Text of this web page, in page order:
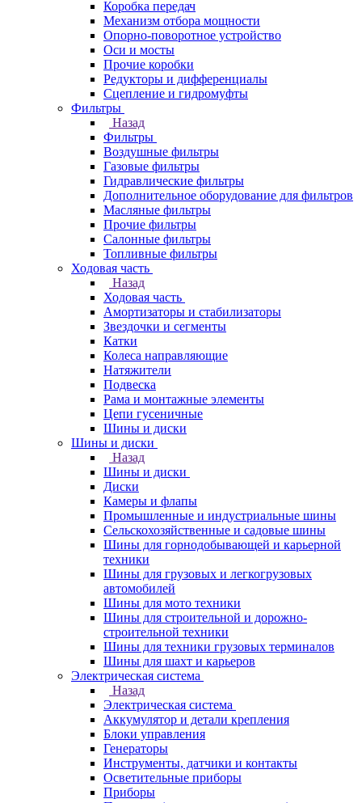
Коробка передач
Механизм отбора мощности
Опорно-поворотное устройство
Оси и мосты
Прочие коробки
Редукторы и дифференциалы
Сцепление и гидромуфты
Фильтры
Назад
Фильтры
Воздушные фильтры
Газовые фильтры
Гидравлические фильтры
Дополнительное оборудование для фильтров
Масляные фильтры
Прочие фильтры
Салонные фильтры
Топливные фильтры
Ходовая часть
Назад
Ходовая часть
Амортизаторы и стабилизаторы
Звездочки и сегменты
Катки
Колеса направляющие
Натяжители
Подвеска
Рама и монтажные элементы
Цепи гусеничные
Шины и диски
Шины и диски
Назад
Шины и диски
Диски
Камеры и флапы
Промышленные и индустриальные шины
Сельскохозяйственные и садовые шины
Шины для горнодобывающей и карьерной
техники
Шины для грузовых и легкогрузовых
автомобилей
Шины для мото техники
Шины для строительной и дорожно-
строительной техники
Шины для техники грузовых терминалов
Шины для шахт и карьеров
Электрическая система
Назад
Электрическая система
Аккумулятор и детали крепления
Блоки управления
Генераторы
Инструменты, датчики и контакты
Осветительные приборы
Приборы